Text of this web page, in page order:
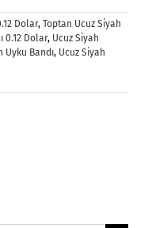
Dolar, Toptan Ucuz Siyah
0.12 Dolar, Ucuz Siyah
Uyku Bandı, Ucuz Siyah